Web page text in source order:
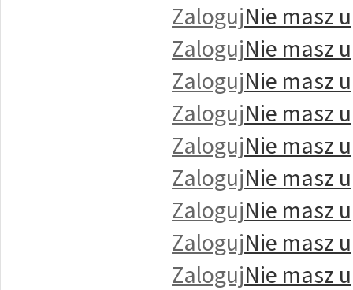
ZalogujNie masz
ZalogujNie masz
ZalogujNie masz
ZalogujNie masz
ZalogujNie masz
ZalogujNie masz
ZalogujNie masz
ZalogujNie masz
ZalogujNie masz